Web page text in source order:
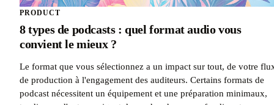
PRODUCT
8 types de podcasts : quel format audio vous
convient le mieux ?
Le format que vous sélectionnez a un impact sur tout, de votre
de production à l'engagement des auditeurs. Certains formats de
podcast nécessitent un équipement et une préparation minimaux,